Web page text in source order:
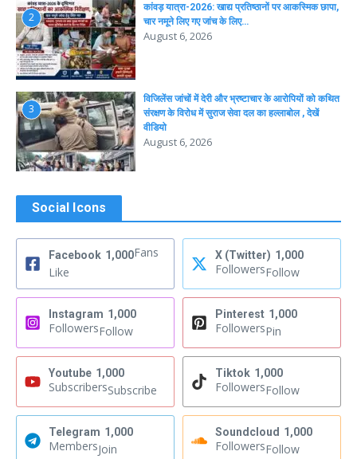
2
कांवड़ यात्रा-2026: खाद्य प्रतिष्ठानों पर आकस्मिक छापा,
चार नमूने लिए गए जांच के लिए…
August 6, 2026
3
विजिलेंस जांचों में देरी और भ्रष्टाचार के आरोपियों को कथित
संरक्षण के विरोध में सुराज सेवा दल का हल्लाबोल , देखें
वीडियो
August 6, 2026
Social Icons
Facebook 1,000Fans
Like
X (Twitter) 1,000
FollowersFollow
Instagram 1,000
FollowersFollow
Pinterest 1,000
FollowersPin
Youtube 1,000
SubscribersSubscribe
Tiktok 1,000
FollowersFollow
Telegram 1,000
MembersJoin
Soundcloud 1,000
FollowersFollow